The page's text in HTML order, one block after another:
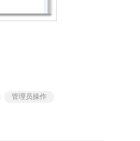
管理员操作